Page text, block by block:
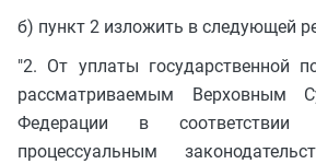
б) пункт 2 изложить в следующей
"2. От уплаты государственной
рассматриваемым Верховным
Федерации в соответствии
процессуальным